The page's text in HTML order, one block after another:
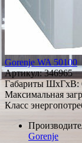
Gorenje WA 50100
Артикул:346965
Габариты ШxГxВ:
Максимальная
Класс
Gorenje